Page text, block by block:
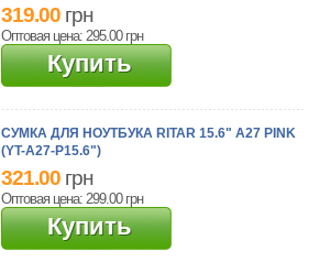
319.00 грн
Оптовая цена: 295.00 грн
Купить
СУМКА ДЛЯ НОУТБУКА RITAR 15.6" A27 PINK
(YT-A27-P15.6")
321.00 грн
Оптовая цена: 299.00 грн
Купить